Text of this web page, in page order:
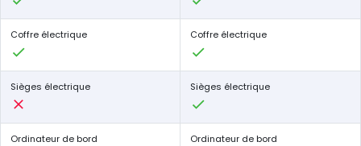
Coffre électrique Coffre électrique
Sièges électrique Sièges électrique
Ordinateur de bord Ordinateur de bord